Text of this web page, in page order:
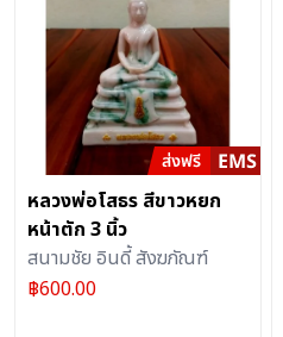
หลวงพ่อโสธร สีขาวหยก
หน้าตัก 3 นิ้ว
สนามชัย อินดี้ สังฆภัณฑ์
฿600.00